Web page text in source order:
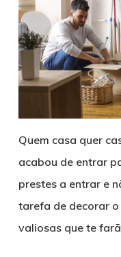
Quem casa quer
acabou de entrar
prestes a entrar e
tarefa de decorar
valiosas que te